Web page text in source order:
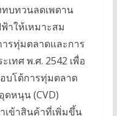
บทวนลดเพดาน
าให้เหมาะสม
ารทุ่มตลาดและการ
ทศ พ.ศ. 2542 เพื่อ
บโต้การทุ่มตลาด
ดหนุน (CVD)
เข้าสินค้าที่เพิ่มขึ้น